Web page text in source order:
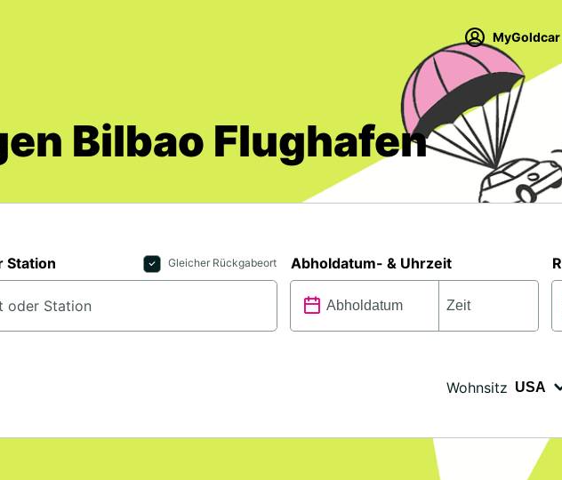
MyGoldcar
Bilbao Flughafen
Station Gleicher Rückgabeort Abholdatum- & Uhrzeit
Wohnsitz